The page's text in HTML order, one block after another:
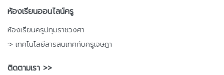
ห้องเรียนออนไลน์ครู
ห้องเรียนครูปทุมราชวงศา
:> เทคโนโลยีสารสนเทศกับครูเจษฎา
ติดตามเรา >>